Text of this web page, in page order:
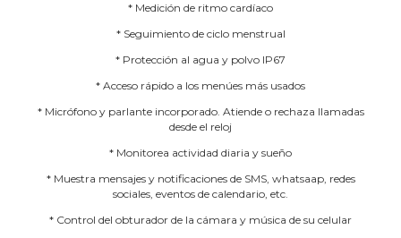
* Medición de ritmo cardíaco
* Seguimiento de ciclo menstrual
* Protección al agua y polvo IP67
* Acceso rápido a los menúes más usados
* Micrófono y parlante incorporado. Atiende o rechaza llamadas
desde el reloj
* Monitorea actividad diaria y sueño
* Muestra mensajes y notificaciones de SMS, whatsaap, redes
sociales, eventos de calendario, etc.
* Control del obturador de la cámara y música de su celular